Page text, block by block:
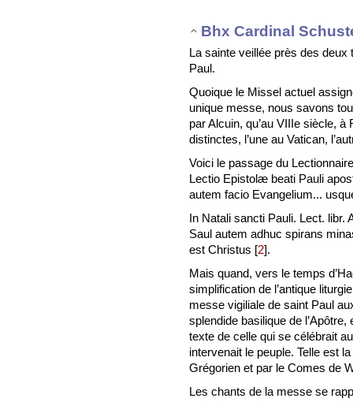
Bhx Cardinal
La sainte veillée près des
Paul.
Quoique le Missel actuel
unique messe, nous savons
par Alcuin, qu’au VIIIe siècle,
distinctes, l’une au Vatican,
Voici le passage du
Lectio Epistolæ beati Pauli
autem facio Evangelium...
In Natali sancti Pauli. Lect. libr.
Saul autem adhuc spirans
est Christus [2].
Mais quand, vers le temps
simplification de l’antique
messe vigiliale de saint Paul
splendide basilique de
texte de celle qui se célébrait
intervenait le peuple. Telle est
Grégorien et par le Comes de
Les chants de la messe se